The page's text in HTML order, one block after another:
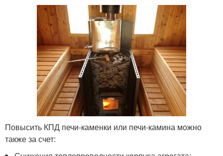
Повысить КПД печи-каменки или печи-камина можно
также за счет: